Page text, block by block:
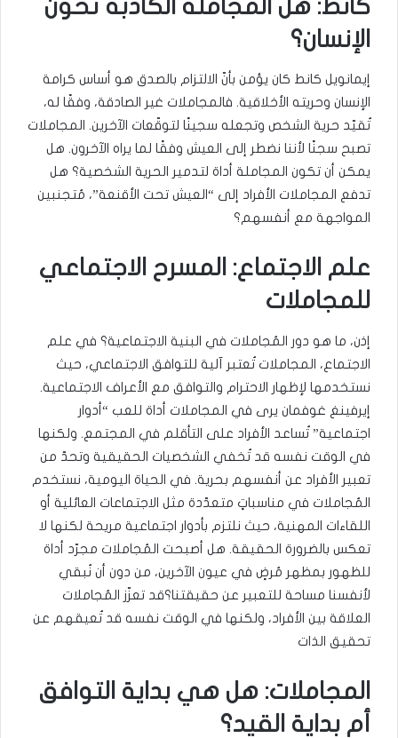
كانط: هل المجاملة الكاذبة تخون
الإنسان؟
إيمانويل كانط كان يؤمن بأنّ الالتزام بالصدق هو أساس كرامة
الإنسان وحريته الأخلاقية. فالمجاملات غير الصادقة، وفقًا له،
تُقيّد حرية الشخص وتجعله سجينًا لتوقّعات الآخرين. المجاملات
تصبح سجنًا لأننا نضطر إلى العيش وفقًا لما يراه الآخرون. هل
يمكن أن تكون المجاملة أداة لتدمير الحرية الشخصية؟ هل
تدفع المجاملات الأفراد إلى “العيش تحت الأقنعة”، مُتجنبين
المواجهة مع أنفسهم؟
علم الاجتماع: المسرح الاجتماعي
للمجاملات
إذن، ما هو دور المُجاملات في البنية الاجتماعية؟ في علم
الاجتماع، المجاملات تُعتبر آلية للتوافق الاجتماعي، حيث
نستخدمها لإظهار الاحترام والتوافق مع الأعراف الاجتماعية.
إيرفينغ غوفمان يرى في المجاملات أداة للعب “أدوار
اجتماعية” تُساعد الأفراد على التأقلم في المجتمع. ولكنها
في الوقت نفسه قد تُخفي الشخصيات الحقيقية وتحدّ من
تعبير الأفراد عن أنفسهم بحرية. في الحياة اليومية، نستخدم
المُجاملات في مناسباتٍ متعدّدة مثل الاجتماعات العائلية أو
اللقاءات المهنية، حيث نلتزم بأدوار اجتماعية مريحة لكنها لا
تعكس بالضرورة الحقيقة. هل أصبحت المُجاملات مجرّد أداة
للظهور بمظهر مُرضٍ في عيون الآخرين، من دون أن نُبقي
لأنفسنا مساحة للتعبير عن حقيقتنا؟قد تعزّز المُجاملات
العلاقة بين الأفراد، ولكنها في الوقت نفسه قد تُعيقهم عن
تحقيق الذات
المجاملات: هل هي بداية التوافق
أم بداية القيد؟